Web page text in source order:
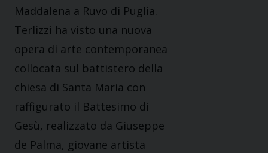
Maddalena a Ruvo di Puglia.
Terlizzi ha visto una nuova
opera di arte contemporanea
collocata sul battistero della
chiesa di Santa Maria con
raffigurato il Battesimo di
Gesù, realizzato da Giuseppe
de Palma, giovane artista